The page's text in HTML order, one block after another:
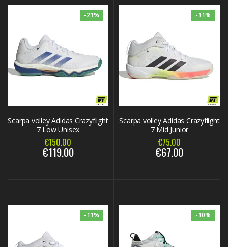
-21%
Scarpa volley Adidas Crazyflight
7 Low Unisex
€150.00
€119.00
-11%
Scarpa volley Adidas Crazyflight
7 Mid Junior
€75.00
€67.00
-11% -10%